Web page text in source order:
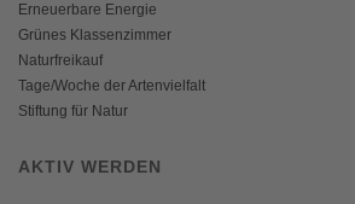
Erneuerbare Energie
Grünes Klassenzimmer
Naturfreikauf
Tage/Woche der Artenvielfalt
Stiftung für Natur
AKTIV WERDEN